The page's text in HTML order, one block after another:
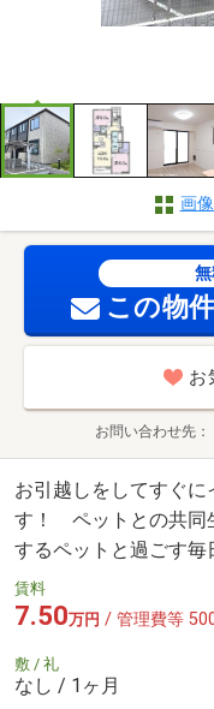
画
この物
お
お問い合わせ先
お引越しをしてすぐに
す！ ペットとの共同
するペットと過ごす毎
賃料
7.50万円 / 管理費等
敷 / 礼
なし / 1ヶ月